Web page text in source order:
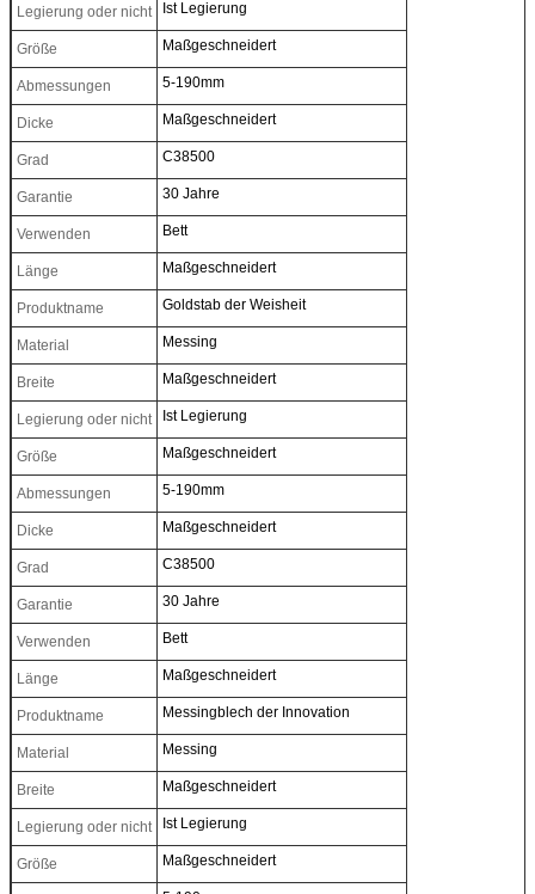
Legierung oder nicht Ist Legierung
Größe Maßgeschneidert
Abmessungen 5-190mm
Dicke Maßgeschneidert
Grad C38500
Garantie 30 Jahre
Verwenden Bett
Länge Maßgeschneidert
Produktname Goldstab der Weisheit
Material Messing
Breite Maßgeschneidert
Legierung oder nicht Ist Legierung
Größe Maßgeschneidert
Abmessungen 5-190mm
Dicke Maßgeschneidert
Grad C38500
Garantie 30 Jahre
Verwenden Bett
Länge Maßgeschneidert
Produktname Messingblech der Innovation
Material Messing
Breite Maßgeschneidert
Legierung oder nicht Ist Legierung
Größe Maßgeschneidert